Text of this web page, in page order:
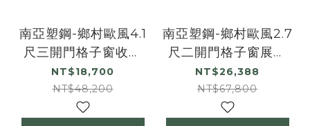
南亞塑鋼-鄉村歐風4.1
尺三開門格子窗收納
櫃/展示書櫃/置物矮櫃
NT$18,700
NT$48,200
南亞塑鋼-鄉村歐風2.7
尺二開門格子窗展示
櫃/書櫃/收納置物櫃
NT$26,388
NT$67,800